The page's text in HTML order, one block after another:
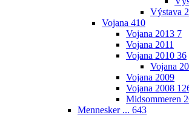
Výstava
Vojana 410
Vojana 2013 7
Vojana 2011
Vojana 2010 36
Vojana
Vojana 2009
Vojana 2008
Midsommeren
Mennesker ... 643